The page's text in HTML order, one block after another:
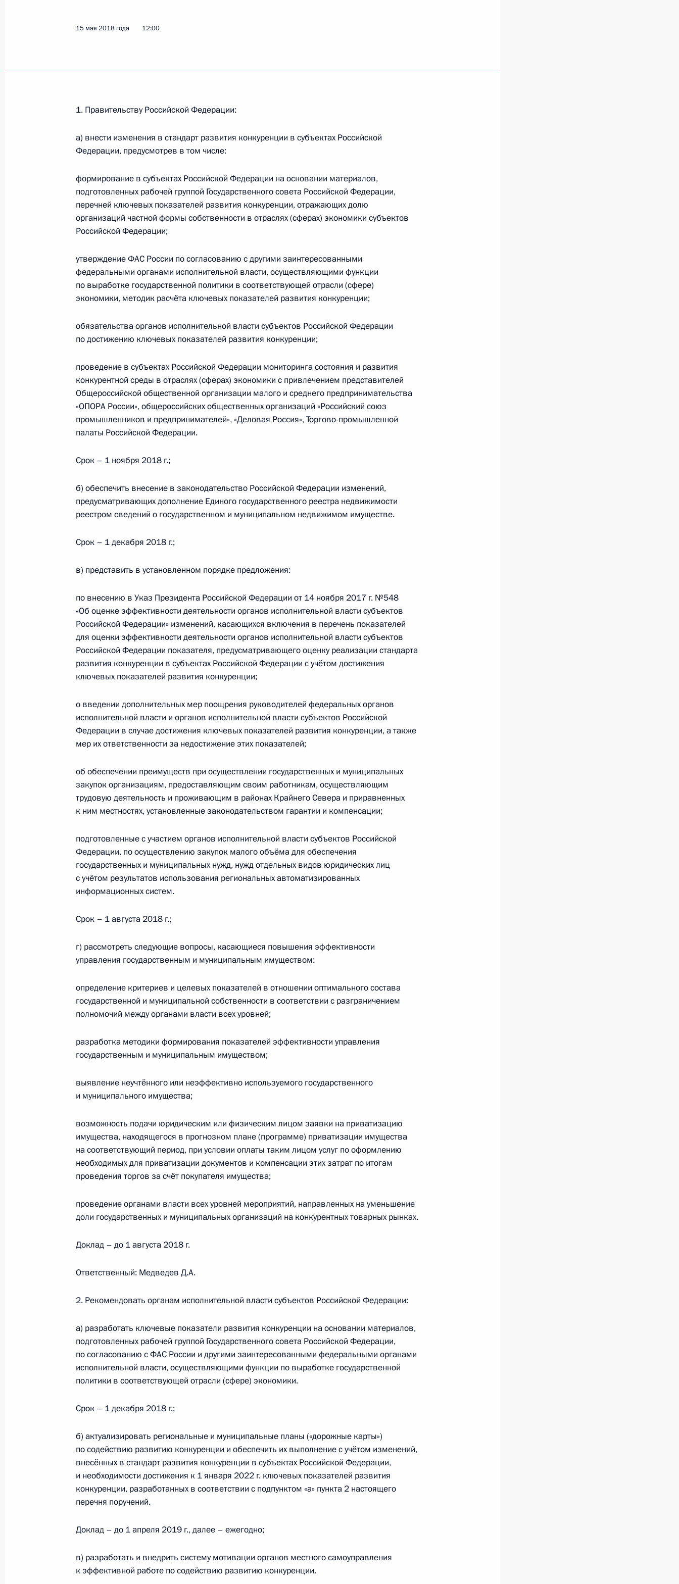
предпринимательства в Российской Федерации
Подписан закон, направленный на совершенствование
правового регулирования отношений в сфере водоснабжения
и водоотведения
3 июля 2018 года, 22:00
Внесены изменения в отдельные законодательные акты в целях
расширения имущественной поддержки субъектов малого
применения контрольно-кассовой техники
3 июля 2018 года, 21:00
Внесены изменения в закон о защите конкуренции
4 июня 2018 года, 15:10
Встреча с Уполномоченным по защите прав предпринимателей
Борисом Титовым
23 мая 2018 года, 19:10
развития конкуренции
Президент подписал Указ «О национальных целях
и стратегических задачах развития Российской Федерации
на период до 2024 года»
7 мая 2018 года, 17:00
Встреча с гендиректором АСИ Светланой Чупшевой
4 мая 2018 года, 13:50
и предпринимателей при осуществлении госконтроля
23 апреля 2018 года, 18:00
Закон о господдержке сельского хозяйства дополнен
положениями о товарном рыбоводстве
23 апреля 2018 года, 17:30
Установлен механизм применения мер по санации страховых
23 апреля 2018 года, 17:10
Рабочая встреча с мэром Москвы Сергеем Собяниным
14 апреля 2018 года, 13:00
Заседание Госсовета по вопросу развития конкуренции
Перечень поручений по реализации Послания Президента
Федеральному Собранию
16 марта 2018 года, 10:20
Поездка в Самарскую область
7 марта 2018 года
Посещение Самарского булочно-кондитерского комбината
7 марта 2018 года, 11:35
5 марта 2018 года, 17:00
Герман Клименко выступил на парламентских слушаниях
«Формирование правовых условий финансирования и развития
цифровой экономики»
20 февраля 2018 года, 16:00
и предпринимателей
9 февраля 2018 года, 15:30
15 мая 2018 года 12:00
1. Правительству Российской Федерации:
а) внести изменения в стандарт развития конкуренции в субъектах Российской
Федерации, предусмотрев в том числе:
формирование в субъектах Российской Федерации на основании материалов,
подготовленных рабочей группой Государственного совета Российской Федерации,
перечней ключевых показателей развития конкуренции, отражающих долю
организаций частной формы собственности в отраслях (сферах) экономики субъектов
Российской Федерации;
утверждение ФАС России по согласованию с другими заинтересованными
федеральными органами исполнительной власти, осуществляющими функции
по выработке государственной политики в соответствующей отрасли (сфере)
экономики, методик расчёта ключевых показателей развития конкуренции;
обязательства органов исполнительной власти субъектов Российской Федерации
по достижению ключевых показателей развития конкуренции;
проведение в субъектах Российской Федерации мониторинга состояния и развития
конкурентной среды в отраслях (сферах) экономики с привлечением представителей
Общероссийской общественной организации малого и среднего предпринимательства
«ОПОРА России», общероссийских общественных организаций «Российский союз
промышленников и предпринимателей», «Деловая Россия», Торгово-промышленной
палаты Российской Федерации.
Срок – 1 ноября 2018 г.;
б) обеспечить внесение в законодательство Российской Федерации изменений,
предусматривающих дополнение Единого государственного реестра недвижимости
реестром сведений о государственном и муниципальном недвижимом имуществе.
Срок – 1 декабря 2018 г.;
в) представить в установленном порядке предложения:
по внесению в Указ Президента Российской Федерации от 14 ноября 2017 г. №548
«Об оценке эффективности деятельности органов исполнительной власти субъектов
Российской Федерации» изменений, касающихся включения в перечень показателей
для оценки эффективности деятельности органов исполнительной власти субъектов
Российской Федерации показателя, предусматривающего оценку реализации стандарта
развития конкуренции в субъектах Российской Федерации с учётом достижения
ключевых показателей развития конкуренции;
о введении дополнительных мер поощрения руководителей федеральных органов
исполнительной власти и органов исполнительной власти субъектов Российской
Федерации в случае достижения ключевых показателей развития конкуренции, а также
мер их ответственности за недостижение этих показателей;
об обеспечении преимуществ при осуществлении государственных и муниципальных
закупок организациям, предоставляющим своим работникам, осуществляющим
трудовую деятельность и проживающим в районах Крайнего Севера и приравненных
к ним местностях, установленные законодательством гарантии и компенсации;
подготовленные с участием органов исполнительной власти субъектов Российской
Федерации, по осуществлению закупок малого объёма для обеспечения
государственных и муниципальных нужд, нужд отдельных видов юридических лиц
с учётом результатов использования региональных автоматизированных
информационных систем.
Срок – 1 августа 2018 г.;
г) рассмотреть следующие вопросы, касающиеся повышения эффективности
управления государственным и муниципальным имуществом:
определение критериев и целевых показателей в отношении оптимального состава
государственной и муниципальной собственности в соответствии с разграничением
полномочий между органами власти всех уровней;
разработка методики формирования показателей эффективности управления
государственным и муниципальным имуществом;
выявление неучтённого или неэффективно используемого государственного
и муниципального имущества;
возможность подачи юридическим или физическим лицом заявки на приватизацию
имущества, находящегося в прогнозном плане (программе) приватизации имущества
на соответствующий период, при условии оплаты таким лицом услуг по оформлению
необходимых для приватизации документов и компенсации этих затрат по итогам
проведения торгов за счёт покупателя имущества;
проведение органами власти всех уровней мероприятий, направленных на уменьшение
доли государственных и муниципальных организаций на конкурентных товарных рынках.
Доклад – до 1 августа 2018 г.
Ответственный: Медведев Д.А.
2. Рекомендовать органам исполнительной власти субъектов Российской Федерации:
а) разработать ключевые показатели развития конкуренции на основании материалов,
подготовленных рабочей группой Государственного совета Российской Федерации,
по согласованию с ФАС России и другими заинтересованными федеральными органами
исполнительной власти, осуществляющими функции по выработке государственной
политики в соответствующей отрасли (сфере) экономики.
Срок – 1 декабря 2018 г.;
б) актуализировать региональные и муниципальные планы («дорожные карты»)
по содействию развитию конкуренции и обеспечить их выполнение с учётом изменений,
внесённых в стандарт развития конкуренции в субъектах Российской Федерации,
и необходимости достижения к 1 января 2022 г. ключевых показателей развития
конкуренции, разработанных в соответствии с подпунктом «а» пункта 2 настоящего
перечня поручений.
Доклад – до 1 апреля 2019 г., далее – ежегодно;
в) разработать и внедрить систему мотивации органов местного самоуправления
к эффективной работе по содействию развитию конкуренции.